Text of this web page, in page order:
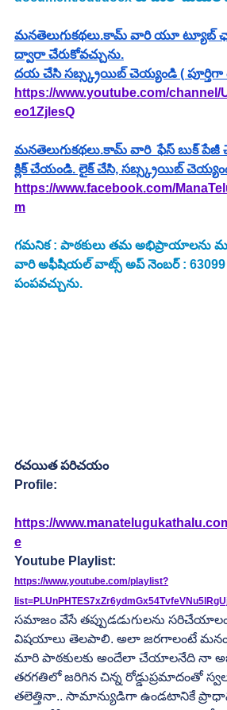
మనతెలుగుకథలు.కామ్ వారి యూ ట్యూబ్
ద్వారా చేరుకోవచ్చును.
దయ చేసి సబ్స్క్రయిబ్ చెయ్యండి ( పూర్తిగా
https://www.youtube.com/channel/
eo1ZjlesQ
మనతెలుగుకథలు.కామ్ వారి  ఫేస్ బుక్ పేజీ
క్లిక్ చేయండి. లైక్ చేసి, సబ్స్క్రయిబ్
https://www.facebook.com/
m
గమనిక : పాఠకులు తమ అభిప్రాయాలను
వారి అఫీషియల్ వాట్స్ అప్ నెంబర్ : 63099
పంపవచ్చును.
రచయిత పరిచయం
Profile:
https://
e
Youtube Playlist:
https://www.youtube.com/playlist?
సమాజం వేసే తప్పుడడుగులను
విషయాలు తెలపాలి. అలా జరగాలంటే
మారి పాఠకులకు అందేలా చేయాలనేది నా
తరగతిలో జరిగిన చిన్న రోడ్డుప్రమాదంతో
తలెత్తినా.. సామాన్యుడిగా ఉండటానికే